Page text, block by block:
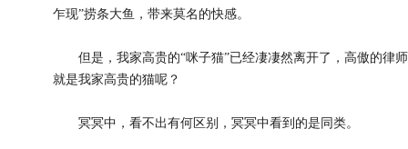
乍现”捞条大鱼，带来莫名的快感。
但是，我家高贵的“咪子猫”已经凄凄然离开了，高傲的律师
就是我家高贵的猫呢？
冥冥中，看不出有何区别，冥冥中看到的是同类。